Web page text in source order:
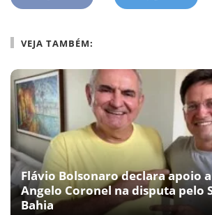
VEJA TAMBÉM:
Flávio Bolsonaro declara apoio
Angelo Coronel na disputa pelo
Bahia